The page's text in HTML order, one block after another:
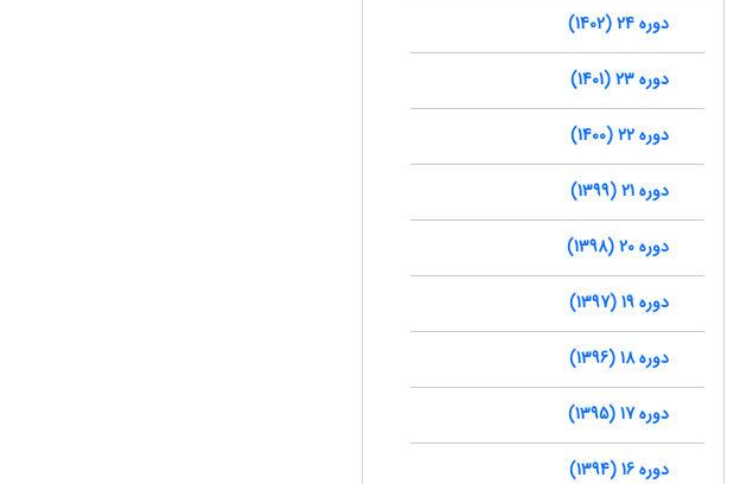
دوره 24 (1402)
دوره 23 (1401)
دوره 22 (1400)
دوره 21 (1399)
دوره 20 (1398)
دوره 19 (1397)
دوره 18 (1396)
دوره 17 (1395)
دوره 16 (1394)